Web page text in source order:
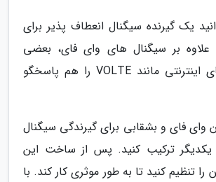
یک گیرنده سیگنال انعطاف پذیر برای
علاوه بر سیگنال های وای فای، بعضی
خدمات تلفن های اینترنتی مانند VOLTE را هم پاسخگو
وای فای و بشقابی برای گیرندگی سیگنال
ترکیب کنید. پس از ساخت این
را تنظیم کنید تا به طور موثری کار کند. با